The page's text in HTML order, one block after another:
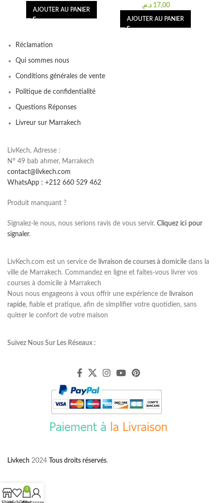
AJOUTER AU PANIER
17,00 د.م.
AJOUTER AU PANIER
Réclamation
Qui sommes nous
Conditions générales de vente
Politique de confidentialité
Questions Réponses
Livreur sur Marrakech
LivKech, Adresse :
N° 49 bab ahmer, Marrakech
contact@livkech.com
WhatsApp : +212 660 529 462
Produit manquant ?
Signalez-le nous, nous serions ravis de vous servir. Cliquez ici pour
signaler.
LivKech.com est un service de livraison de courses à domicile dans la
ville de Marrakech. Commandez en ligne et faites-vous livrer vos
courses à domicile à Marrakech
Nous nous engageons à vous offrir une expérience de livraison
rapide, fiable et pratique, afin de simplifier votre quotidien, sans
quitter le confort de votre maison
Suivez Nous Sur Les Réseaux :
Livkech 2024 Tous droits réservés.
0